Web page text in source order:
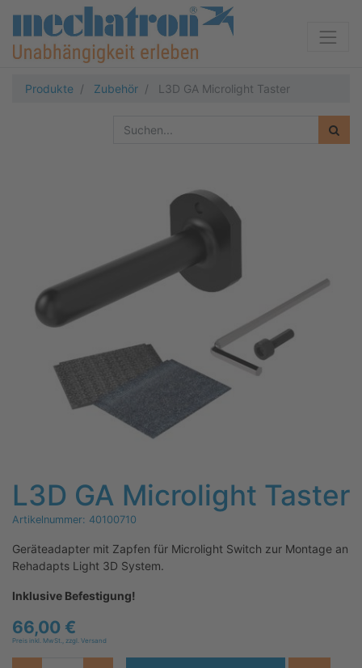
Produkte Zubehör L3D GA Microlight Taster
L3D GA Microlight Taster
Artikelnummer: 40100710
Geräteadapter mit Zapfen für Microlight Switch zur Montage an
Rehadapts Light 3D System.
Inklusive Befestigung!
66,00 €
Preis inkl. MwSt., zzgl. Versand